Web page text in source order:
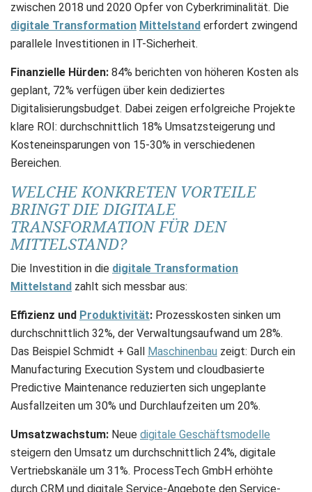
zwischen 2018 und 2020 Opfer von Cyberkriminalität. Die
digitale Transformation Mittelstand erfordert zwingend
parallele Investitionen in IT-Sicherheit.
Finanzielle Hürden: 84% berichten von höheren Kosten als
geplant, 72% verfügen über kein dediziertes
Digitalisierungsbudget. Dabei zeigen erfolgreiche Projekte
klare ROI: durchschnittlich 18% Umsatzsteigerung und
Kosteneinsparungen von 15-30% in verschiedenen
Bereichen.
WELCHE KONKRETEN VORTEILE
BRINGT DIE DIGITALE
TRANSFORMATION FÜR DEN
MITTELSTAND?
Die Investition in die digitale Transformation
Mittelstand zahlt sich messbar aus:
Effizienz und Produktivität: Prozesskosten sinken um
durchschnittlich 32%, der Verwaltungsaufwand um 28%.
Das Beispiel Schmidt + Gall Maschinenbau zeigt: Durch ein
Manufacturing Execution System und cloudbasierte
Predictive Maintenance reduzierten sich ungeplante
Ausfallzeiten um 30% und Durchlaufzeiten um 20%.
Umsatzwachstum: Neue digitale Geschäftsmodelle
steigern den Umsatz um durchschnittlich 24%, digitale
Vertriebskanäle um 31%. ProcessTech GmbH erhöhte
durch CRM und digitale Service-Angebote den Service-